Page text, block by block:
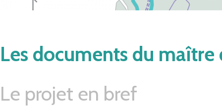
Les documents du maître
Le projet en bref